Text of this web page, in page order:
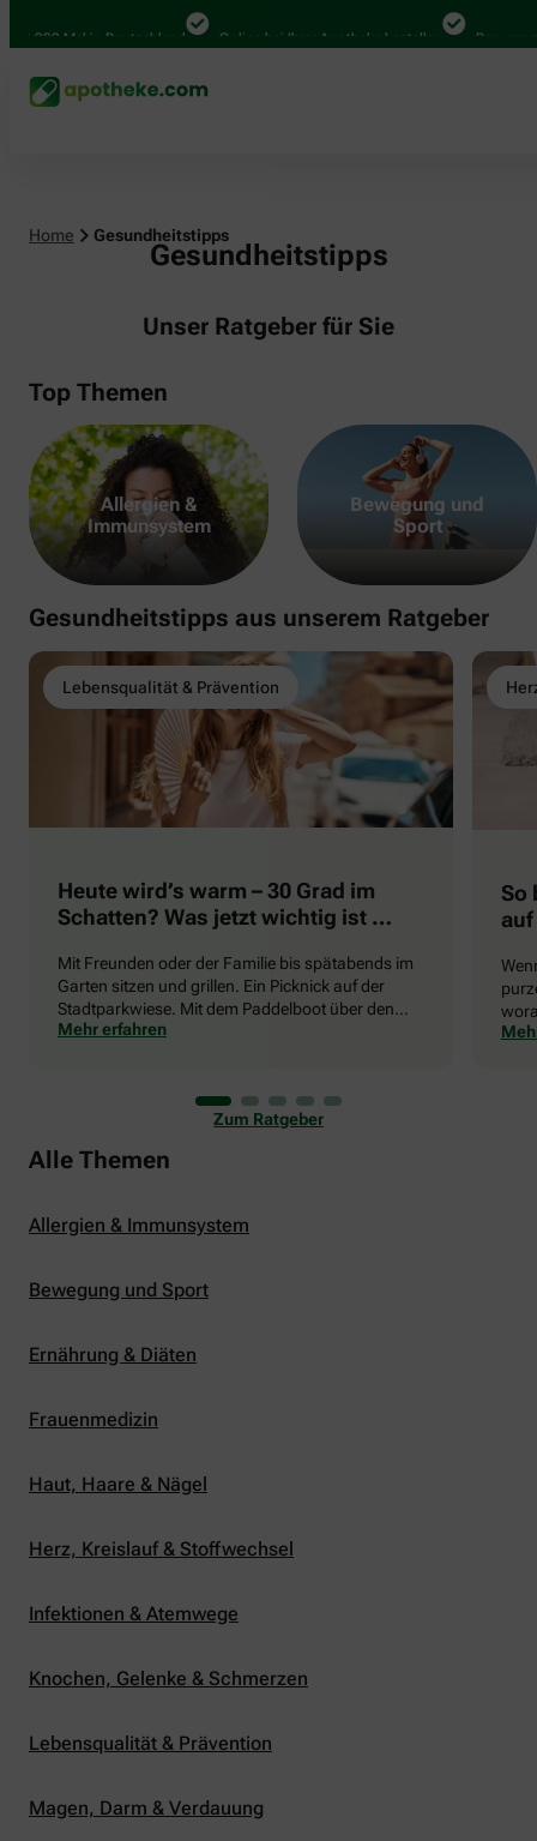
Mal in Deutschland Online bei Ihrer Apotheke bestellen Bequem
Home Gesundheitstipps
Gesundheitstipps
Unser Ratgeber für Sie
Top Themen
Allergien &
Immunsystem
Bewegung und
Sport
Gesundheitstipps aus unserem Ratgeber
Lebensqualität & Prävention
Heute wird’s warm – 30 Grad im
Schatten? Was jetzt wichtig ist …
Mit Freunden oder der Familie bis spätabends im
Garten sitzen und grillen. Ein Picknick auf der
Stadtparkwiese. Mit dem Paddelboot über den
See gleiten oder eine Radtour durch die blühende
er uns auch ganz schön zu schaffen. Wenn die
Temperaturen tagsüber auf mehr als 30 Grad
klettern und uns warme Tropennächte den Schlaf
rauben, sehnen wir uns oft nach einem
Mehr erfahren
So
die
Zum Ratgeber
Alle Themen
Allergien & Immunsystem
Bewegung und Sport
Ernährung & Diäten
Frauenmedizin
Haut, Haare & Nägel
Herz, Kreislauf & Stoffwechsel
Infektionen & Atemwege
Knochen, Gelenke & Schmerzen
Lebensqualität & Prävention
Magen, Darm & Verdauung